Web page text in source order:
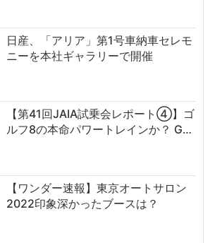
日産、「アリア」第1号車納車セレモ
ニーを本社ギャラリーで開催
【第41回JAIA試乗会レポート④】ゴ
ルフ8の本命パワートレインか？ G…
【ワンダー速報】東京オートサロン
2022印象深かったブースは？